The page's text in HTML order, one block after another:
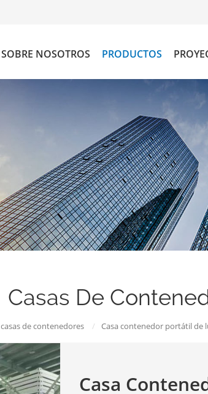
SOBRE NOSOTROS PRODUCTOS
Casas De
casas de contenedores / Casa contenedor portátil de
Casa